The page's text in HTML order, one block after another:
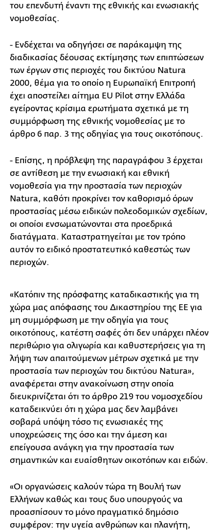
του επενδυτή έναντι της εθνικής και ενωσιακής
νομοθεσίας.
- Ενδέχεται να οδηγήσει σε παράκαμψη της
διαδικασίας δέουσας εκτίμησης των επιπτώσεων
των έργων στις περιοχές του δικτύου Natura
2000, θέμα για το οποίο η Ευρωπαϊκή Επιτροπή
έχει αποστείλει αίτημα EU Pilot στην Ελλάδα
εγείροντας κρίσιμα ερωτήματα σχετικά με τη
συμμόρφωση της εθνικής νομοθεσίας με το
άρθρο 6 παρ. 3 της οδηγίας για τους οικοτόπους.
- Επίσης, η πρόβλεψη της παραγράφου 3 έρχεται
σε αντίθεση με την ενωσιακή και εθνική
νομοθεσία για την προστασία των περιοχών
Natura, καθότι προκρίνει τον καθορισμό όρων
προστασίας μέσω ειδικών πολεοδομικών σχεδίων,
οι οποίοι ενσωματώνονται στα προεδρικά
διατάγματα. Καταστρατηγείται με τον τρόπο
αυτόν το ειδικό προστατευτικό καθεστώς των
περιοχών.
«Κατόπιν της πρόσφατης καταδικαστικής για τη
χώρα μας απόφασης του Δικαστηρίου της ΕΕ για
μη συμμόρφωση με την οδηγία για τους
οικοτόπους, κατέστη σαφές ότι δεν υπάρχει πλέον
περιθώριο για ολιγωρία και καθυστερήσεις για τη
λήψη των απαιτούμενων μέτρων σχετικά με την
προστασία των περιοχών του δικτύου Natura»,
αναφέρεται στην ανακοίνωση στην οποία
διευκρινίζεται ότι το άρθρο 219 του νομοσχεδίου
καταδεικνύει ότι η χώρα μας δεν λαμβάνει
σοβαρά υπόψη τόσο τις ενωσιακές της
υποχρεώσεις της όσο και την άμεση και
επείγουσα ανάγκη για την προστασία των
σημαντικών και ευαίσθητων οικοτόπων και ειδών.
«Οι οργανώσεις καλούν τώρα τη Βουλή των
Ελλήνων καθώς και τους δυο υπουργούς να
προασπίσουν το μόνο πραγματικό δημόσιο
συμφέρον: την υγεία ανθρώπων και πλανήτη,